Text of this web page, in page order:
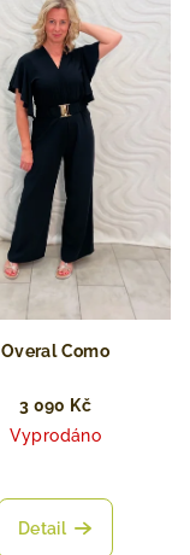
Overal Como
3 090 Kč
Vyprodáno
Detail